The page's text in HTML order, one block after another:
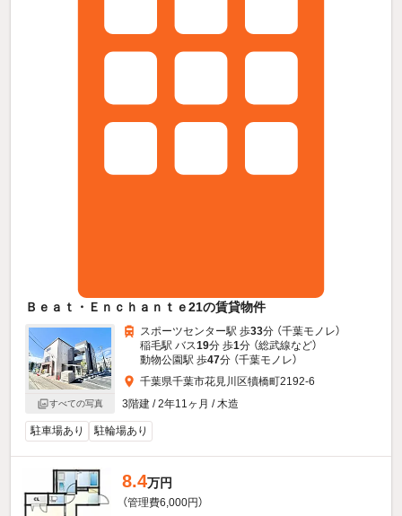
Ｂｅａｔ・Ｅｎｃｈａｎｔｅ21の賃貸物件
すべての写真
スポーツセンター駅 歩33分 （千葉モノレ）
稲毛駅 バス19分 歩1分 （総武線など）
動物公園駅 歩47分 （千葉モノレ）
千葉県千葉市花見川区犢橋町2192-6
3階建 / 2年11ヶ月 / 木造
駐車場あり 駐輪場あり
8.4万円
（管理費6,000円）